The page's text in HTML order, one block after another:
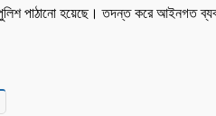
পাঠানো হয়েছে। তদন্ত করে আইনগত